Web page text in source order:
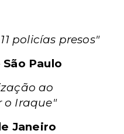
policías presos"
Paulo
ao
o Iraque"
Janeiro